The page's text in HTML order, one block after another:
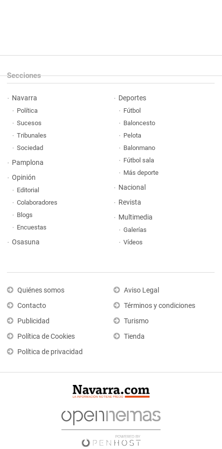
Secciones
Navarra
Política
Sucesos
Tribunales
Sociedad
Pamplona
Opinión
Editorial
Colaboradores
Blogs
Encuestas
Osasuna
Deportes
Fútbol
Baloncesto
Pelota
Balonmano
Fútbol sala
Más deporte
Nacional
Revista
Multimedia
Galerías
Vídeos
Quiénes somos
Contacto
Publicidad
Política de Cookies
Política de privacidad
Aviso Legal
Términos y condiciones
Turismo
Tienda